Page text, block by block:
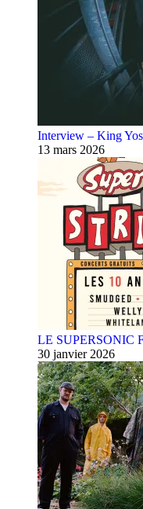
Interview – King
13 mars 2026
LE SUPERSONIC
30 janvier 2026